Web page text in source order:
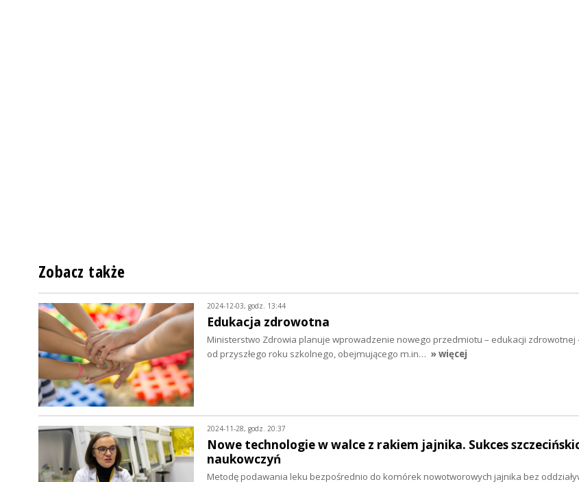
Zobacz także
2024-12-03, godz. 13:44
Edukacja zdrowotna
Ministerstwo Zdrowia planuje wprowadzenie nowego przedmiotu – edukacji zdrowotnej
od przyszłego roku szkolnego, obejmującego m.in… » więcej
2024-11-28, godz. 20:37
Nowe technologie w walce z rakiem jajnika. Sukces
naukowczyń
Metodę podawania leku bezpośrednio do komórek nowotworowych jajnika bez